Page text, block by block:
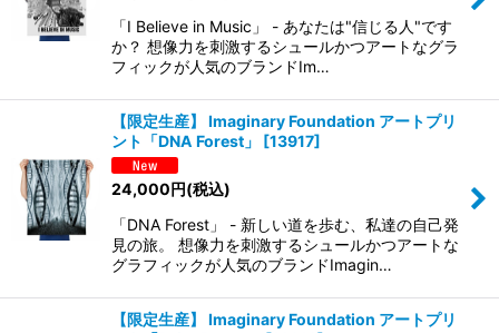
「I Believe in Music」 - あなたは"信じる人"です
か？ 想像力を刺激するシュールかつアートなグラ
フィックが人気のブランドIm…
【限定生産】 Imaginary Foundation アートプリ
ント「DNA Forest」
[13917]
24,000 円(税込)
「DNA Forest」 - 新しい道を歩む、私達の自己発
見の旅。 想像力を刺激するシュールかつアートな
グラフィックが人気のブランドImagin…
【限定生産】 Imaginary Foundation アートプリ